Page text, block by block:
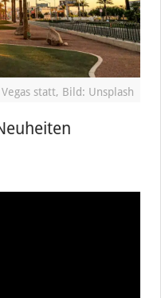
statt, Bild: Unsplash